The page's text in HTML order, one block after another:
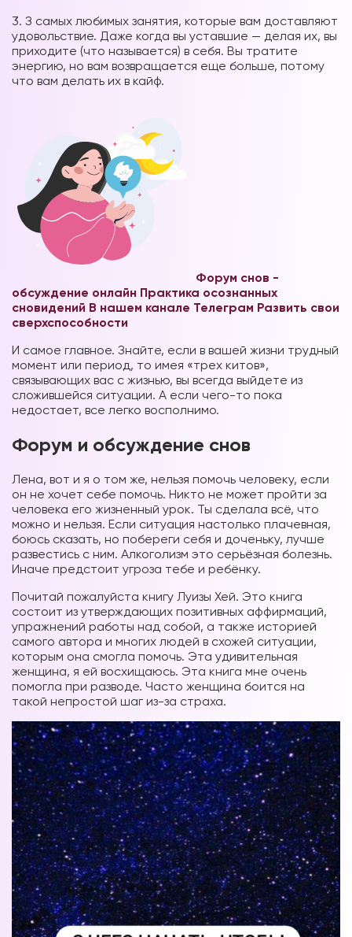
3. З самых любимых занятия, которые вам доставляют
удовольствие. Даже когда вы уставшие — делая их, вы
приходите (что называется) в себя. Вы тратите
энергию, но вам возвращается еще больше, потому
что вам делать их в кайф.
Форум снов -
обсуждение онлайн Практика осознанных
сновидений В нашем канале Телеграм Развить свои
сверхспособности
И самое главное. Знайте, если в вашей жизни трудный
момент или период, то имея «трех китов»,
связывающих вас с жизнью, вы всегда выйдете из
сложившейся ситуации. А если чего-то пока
недостает, все легко восполнимо.
Форум и обсуждение снов
Лена, вот и я о том же, нельзя помочь человеку, если
он не хочет себе помочь. Никто не может пройти за
человека его жизненный урок. Ты сделала всё, что
можно и нельзя. Если ситуация настолько плачевная,
боюсь сказать, но побереги себя и доченьку, лучше
развестись с ним. Алкоголизм это серьёзная болезнь.
Иначе предстоит угроза тебе и ребёнку.
Почитай пожалуйста книгу Луизы Хей. Это книга
состоит из утверждающих позитивных аффирмаций,
упражнений работы над собой, а также историей
самого автора и многих людей в схожей ситуации,
которым она смогла помочь. Эта удивительная
женщина, я ей восхищаюсь. Эта книга мне очень
помогла при разводе. Часто женщина боится на
такой непростой шаг из-за страха.